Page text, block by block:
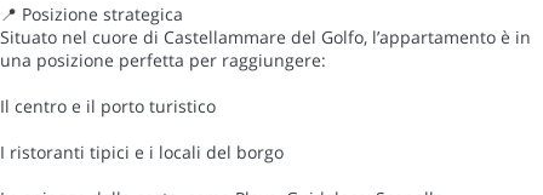
📍 Posizione strategica
Situato nel cuore di Castellammare del Golfo, l’appartamento è in
una posizione perfetta per raggiungere:
Il centro e il porto turistico
I ristoranti tipici e i locali del borgo